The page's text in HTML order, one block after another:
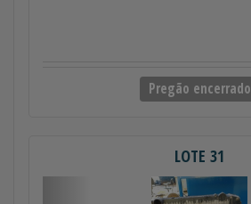
Pregão encerrado
LOTE 31